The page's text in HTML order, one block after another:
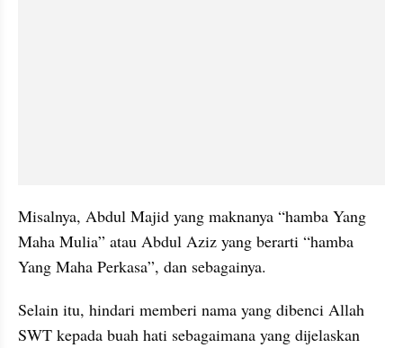
Misalnya, Abdul Majid yang maknanya “hamba Yang
Maha Mulia” atau Abdul Aziz yang berarti “hamba
Yang Maha Perkasa”, dan sebagainya.
Selain itu, hindari memberi nama yang dibenci Allah
SWT kepada buah hati sebagaimana yang dijelaskan